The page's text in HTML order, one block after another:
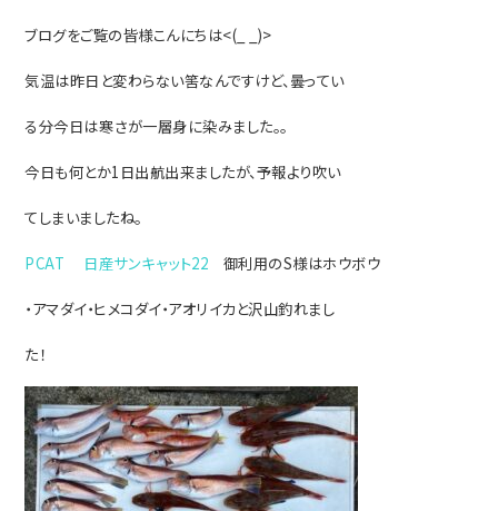
ブログをご覧の皆様こんにちは<(_ _)>
気温は昨日と変わらない筈なんですけど、曇ってい
る分今日は寒さが一層身に染みました。。
今日も何とか1日出航出来ましたが、予報より吹い
てしまいましたね。
PCAT 日産サンキャット22 御利用のS様はホウボウ
・アマダイ・ヒメコダイ・アオリイカと沢山釣れまし
た！